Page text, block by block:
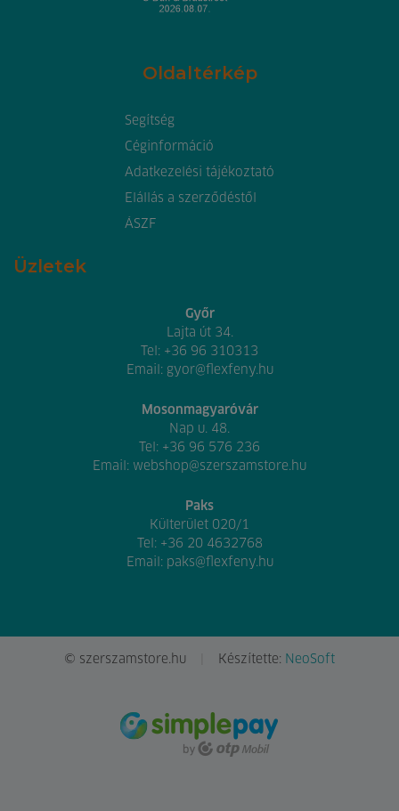
Oldaltérkép
Segítség
Céginformáció
Adatkezelési tájékoztató
Elállás a szerződéstől
ÁSZF
Üzletek
Győr
Lajta út 34.
Tel: +36 96 310313
Email: gyor@flexfeny.hu
Mosonmagyaróvár
Nap u. 48.
Tel: +36 96 576 236
Email: webshop@szerszamstore.hu
Paks
Külterület 020/1
Tel: +36 20 4632768
Email: paks@flexfeny.hu
© szerszamstore.hu Készítette: NeoSoft